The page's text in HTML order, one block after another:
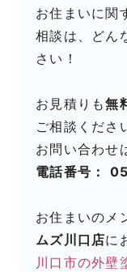
お住まいに関
相談は、どん
さい！
お見積りも無
ご相談くださ
お問い合わせ
電話番号：
お住まいのメ
ムズ川口店に
川口市の外壁